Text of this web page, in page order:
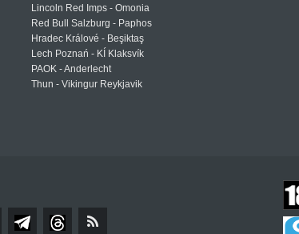
Lincoln Red Imps - Omonia
Red Bull Salzburg - Paphos
Hradec Králové - Beşiktaş
Lech Poznań - KÍ Klaksvík
PAOK - Anderlecht
Thun - Vikingur Reykjavik